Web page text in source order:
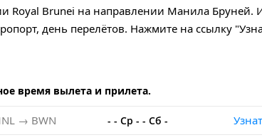
Royal Brunei на направлении Манила Бруней.
день перелётов. Нажмите на ссылку
время вылета и прилета.
→ BWN - - Ср - - Сб -